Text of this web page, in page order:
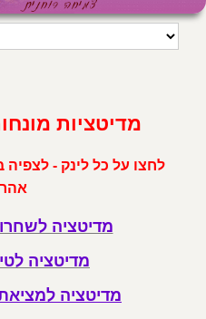
מדיטציות
לחצו על כל לינק - לצפיה
מדיטציה
מדיטציה
מדיטציה